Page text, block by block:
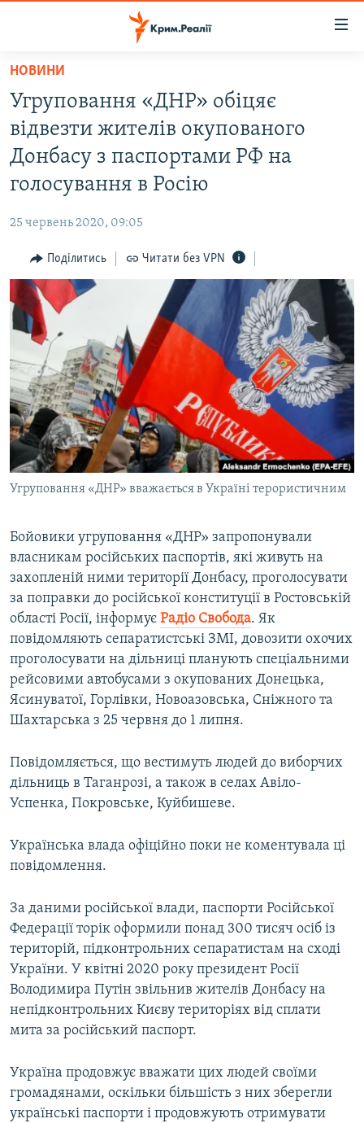
Перейти
основного
матеріалу
Перейти
до
основної
Перейти
пошуку
ВОДА.КРИМ
ВІДЕО ТА ФОТО
ПОГЛЯД
ІНТЕРВ'Ю
ВСЕ ЗА ДЕНЬ
СПЕЦПРОЕКТИ
ДЕПОРТАЦІЯ
ВІДЕОУРОКИ «ELIFBE»
СВІДЧЕННЯ ОКУПАЦІЇ
УКРАЇНСЬКА ПРОБЛЕМА КРИМУ
ІНФОГРАФІКА
ЯК ОБІЙТИ БЛОКУВАННЯ
Русский
Qırımtatar
ДОЛУЧАЙСЯ!
Усі сайти RFE/RL
НОВИНИ
Угруповання «ДНР» обіцяє
відвезти жителів окупованого
Донбасу з паспортами РФ на
голосування в Росію
25 червень 2020, 09:05
Поділитись Читати без VPN
Угруповання «ДНР» вважається в Україні терористичним
Бойовики угруповання «ДНР» запропонували
власникам російських паспортів, які живуть на
захопленій ними території Донбасу, проголосувати
за поправки до російської конституції в Ростовській
області Росії, інформує Радіо Свобода. Як
повідомляють сепаратистські ЗМІ, довозити охочих
проголосувати на дільниці планують спеціальними
рейсовими автобусами з окупованих Донецька,
Ясинуватої, Горлівки, Новоазовська, Сніжного та
Шахтарська з 25 червня до 1 липня.
Повідомляється, що вестимуть людей до виборчих
дільниць в Таганрозі, а також в селах Авіло-
Успенка, Покровське, Куйбишеве.
Українська влада офіційно поки не коментувала ці
повідомлення.
За даними російської влади, паспорти Російської
Федерації торік оформили понад 300 тисяч осіб із
територій, підконтрольних сепаратистам на сході
України. У квітні 2020 року президент Росії
Володимира Путін звільнив жителів Донбасу на
непідконтрольних Києву територіях від сплати
мита за російський паспорт.
Україна продовжує вважати цих людей своїми
громадянами, оскільки більшість з них зберегли
українські паспорти і продовжують отримувати